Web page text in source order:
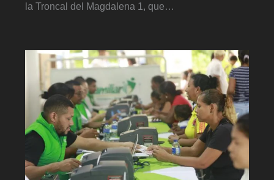
la Troncal del Magdalena 1, que…